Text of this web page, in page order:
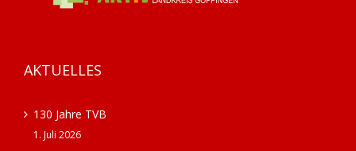
AKTUELLES
130 Jahre TVB
1. Juli 2026